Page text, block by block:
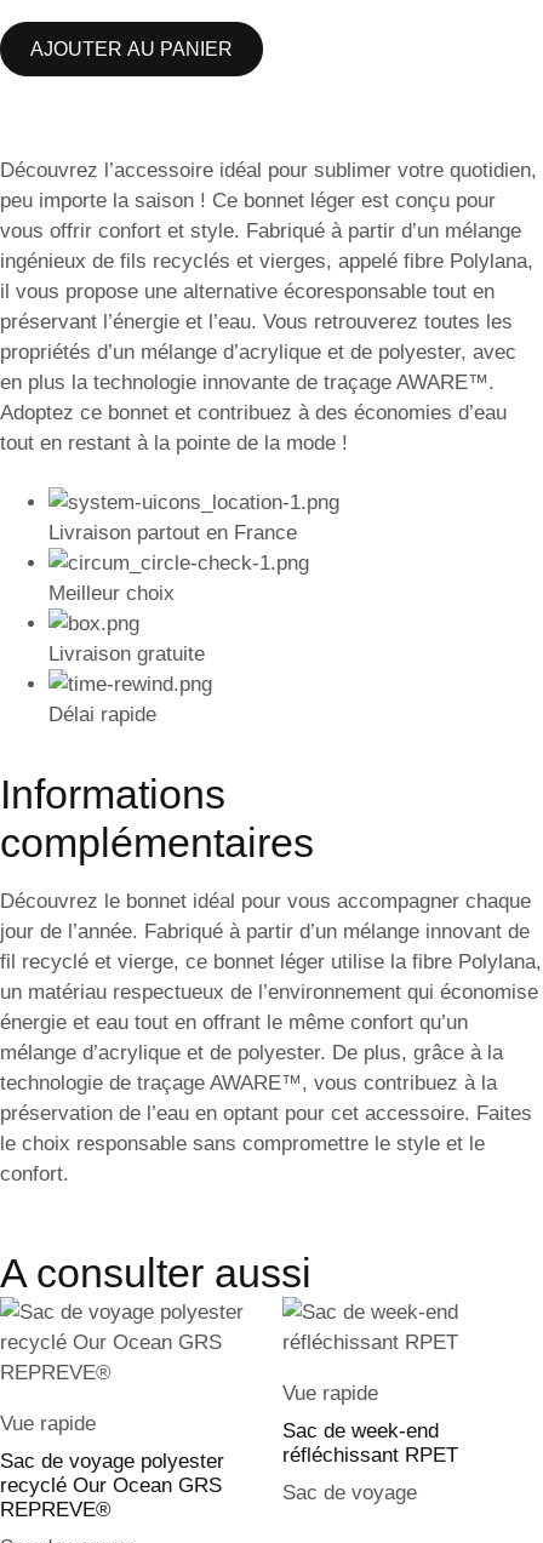
AJOUTER AU PANIER
Découvrez l’accessoire idéal pour sublimer votre quotidien,
peu importe la saison ! Ce bonnet léger est conçu pour
vous offrir confort et style. Fabriqué à partir d’un mélange
ingénieux de fils recyclés et vierges, appelé fibre Polylana,
il vous propose une alternative écoresponsable tout en
préservant l’énergie et l’eau. Vous retrouverez toutes les
propriétés d’un mélange d’acrylique et de polyester, avec
en plus la technologie innovante de traçage AWARE™.
Adoptez ce bonnet et contribuez à des économies d’eau
tout en restant à la pointe de la mode !
Livraison partout en France
Meilleur choix
Livraison gratuite
Délai rapide
Informations
complémentaires
Découvrez le bonnet idéal pour vous accompagner chaque
jour de l’année. Fabriqué à partir d’un mélange innovant de
fil recyclé et vierge, ce bonnet léger utilise la fibre Polylana,
un matériau respectueux de l’environnement qui économise
énergie et eau tout en offrant le même confort qu’un
mélange d’acrylique et de polyester. De plus, grâce à la
technologie de traçage AWARE™, vous contribuez à la
préservation de l’eau en optant pour cet accessoire. Faites
le choix responsable sans compromettre le style et le
confort.
A consulter aussi
Vue rapide
Sac de voyage polyester
recyclé Our Ocean GRS
REPREVE®
Vue rapide
Sac de week-end
réfléchissant RPET
Sac de voyage